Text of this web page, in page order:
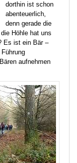
dorthin ist schon
abenteuerlich,
denn gerade die
Höhle hat uns
Es ist ein Bär –
aufnehmen